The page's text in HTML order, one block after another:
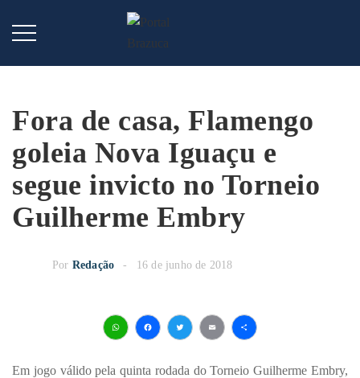
Fora de casa, Flamengo
goleia Nova Iguaçu e
segue invicto no Torneio
Guilherme Embry
Por Redação 16 de junho de 2018
Em jogo válido pela quinta rodada do Torneio Guilherme Embry,